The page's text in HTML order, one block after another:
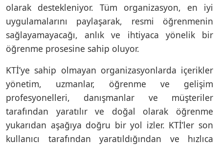
olarak destekleniyor. Tüm organizasyon, en iyi
uygulamalarını paylaşarak, resmi öğrenmenin
sağlayamayacağı, anlık ve ihtiyaca yönelik bir
öğrenme prosesine sahip oluyor.
KTİ’ye sahip olmayan organizasyonlarda içerikler
yönetim, uzmanlar, öğrenme ve gelişim
profesyonelleri, danışmanlar ve müşteriler
tarafından yaratılır ve doğal olarak öğrenme
yukarıdan aşağıya doğru bir yol izler. KTİ’ler son
kullanıcı tarafından yaratıldığından ve hızlıca